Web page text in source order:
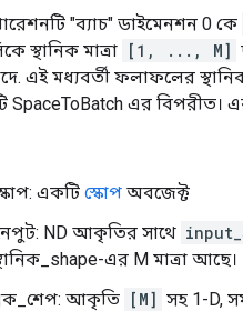
"ব্যাচ" ডাইমেনশন 0 কে
স্থানিক মাত্রা [1, ..., M]
এই মধ্যবর্তী ফলাফলের
SpaceToBatch এর বিপরীত।
একটি স্কোপ অবজেক্ট
ND আকৃতির সাথে
এর M মাত্রা আছে।
আকৃতি [M] সহ 1-D,